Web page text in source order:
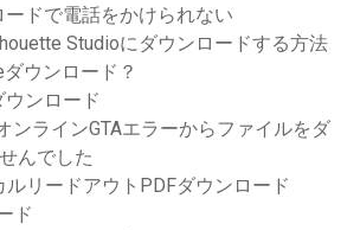
ドで電話をかけられない
Studioにダウンロードする方法
ウンロード？
ンロード
ンラインGTAエラーからファイルをダ
んでした
ルリードアウトPDFダウンロード
ド